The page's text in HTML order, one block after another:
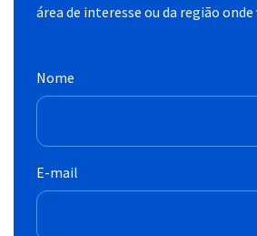
área de interesse ou da região onde
Nome
E-mail